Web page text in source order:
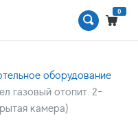
0
оборудование
газовый отопит. 2-
камера)